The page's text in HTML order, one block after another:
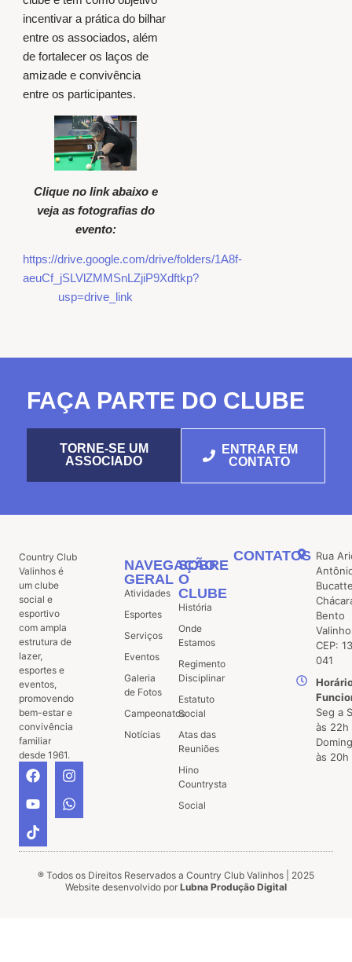
incentivar a prática do bilhar
entre os associados, além
de fortalecer os laços de
amizade e convivência
entre os participantes.
Clique no link abaixo e
veja as fotografias do
evento:
https://drive.google.com/drive/folders/1A8f-
aeuCf_jSLVlZMMSnLZjiP9Xdftkp?
usp=drive_link
FAÇA PARTE DO CLUBE
TORNE-SE UM
ASSOCIADO
ENTRAR EM
CONTATO
Country Club
Valinhos é
um clube
social e
esportivo
com ampla
estrutura de
lazer,
esportes e
eventos,
promovendo
bem-estar e
convivência
familiar
desde 1961.
NAVEGAÇÃO
GERAL
Atividades
Esportes
Serviços
Eventos
Galeria
de Fotos
Campeonatos
Notícias
SOBRE
O
CLUBE
História
Onde
Estamos
Regimento
Disciplinar
Estatuto
Social
Atas das
Reuniões
Hino
Countrysta
Social
CONTATOS Rua
Bento
CEP:
041
Seg a
às 22h
às 20h
® Todos os Direitos Reservados a Country Club Valinhos | 2025
Website desenvolvido por Lubna Produção Digital